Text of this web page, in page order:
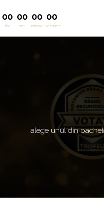
00
zile
00
ore
00
minute
00
secunde
alege unul din